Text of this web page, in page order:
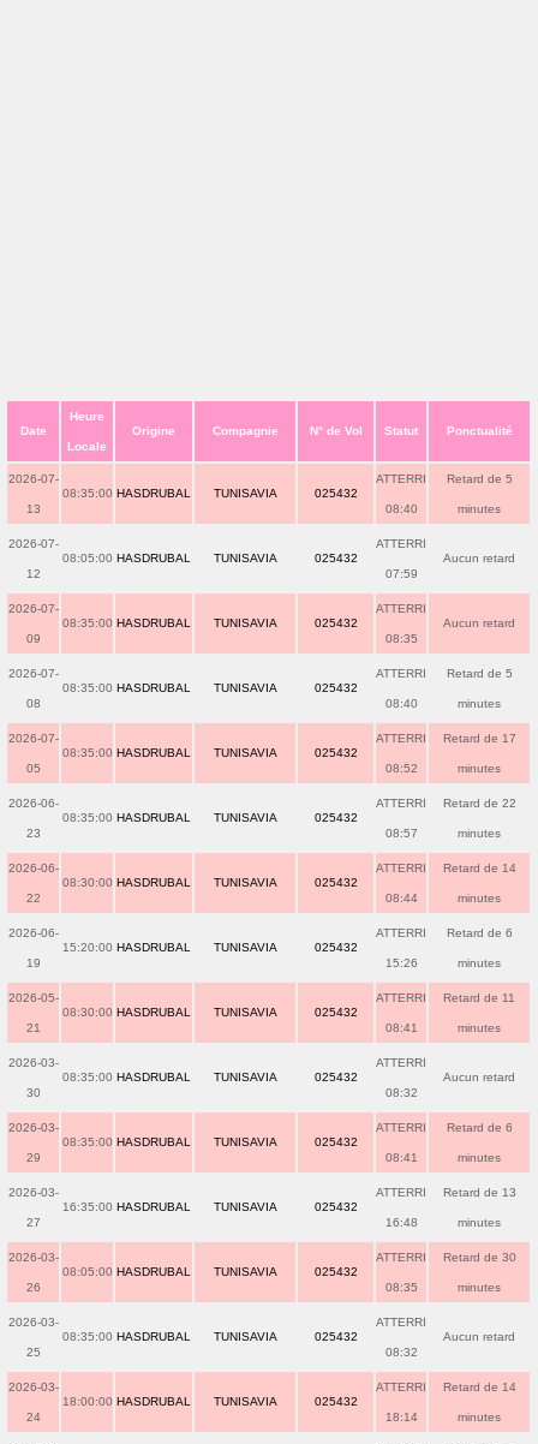
Date
Heure
Locale
Origine Compagnie N° de Vol Statut Ponctualité
2026-07-
13
08:35:00 HASDRUBAL TUNISAVIA 025432
ATTERRI
08:40
Retard de 5
minutes
2026-07-
12
08:05:00 HASDRUBAL TUNISAVIA 025432
ATTERRI
07:59
Aucun retard
2026-07-
09
08:35:00 HASDRUBAL TUNISAVIA 025432
ATTERRI
08:35
Aucun retard
2026-07-
08
08:35:00 HASDRUBAL TUNISAVIA 025432
ATTERRI
08:40
Retard de 5
minutes
2026-07-
05
08:35:00 HASDRUBAL TUNISAVIA 025432
ATTERRI
08:52
Retard de 17
minutes
2026-06-
23
08:35:00 HASDRUBAL TUNISAVIA 025432
ATTERRI
08:57
Retard de 22
minutes
2026-06-
22
08:30:00 HASDRUBAL TUNISAVIA 025432
ATTERRI
08:44
Retard de 14
minutes
2026-06-
19
15:20:00 HASDRUBAL TUNISAVIA 025432
ATTERRI
15:26
Retard de 6
minutes
2026-05-
21
08:30:00 HASDRUBAL TUNISAVIA 025432
ATTERRI
08:41
Retard de 11
minutes
2026-03-
30
08:35:00 HASDRUBAL TUNISAVIA 025432
ATTERRI
08:32
Aucun retard
2026-03-
29
08:35:00 HASDRUBAL TUNISAVIA 025432
ATTERRI
08:41
Retard de 6
minutes
2026-03-
27
16:35:00 HASDRUBAL TUNISAVIA 025432
ATTERRI
16:48
Retard de 13
minutes
2026-03-
26
08:05:00 HASDRUBAL TUNISAVIA 025432
ATTERRI
08:35
Retard de 30
minutes
2026-03-
25
08:35:00 HASDRUBAL TUNISAVIA 025432
ATTERRI
08:32
Aucun retard
2026-03-
24
18:00:00 HASDRUBAL TUNISAVIA 025432
ATTERRI
18:14
Retard de 14
minutes